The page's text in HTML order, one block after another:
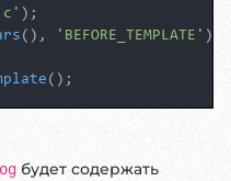
(), 'BEFORE_TEMPLATE'
();
будет содержать